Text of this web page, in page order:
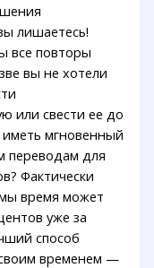
лишаетесь!
все повторы
вы не хотели
или свести ее до
мгновенный
переводам для
Фактически
время может
уже за
способ
временем —